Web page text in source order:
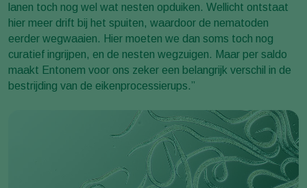
lanen toch nog wel wat nesten opduiken. Wellicht ontstaat
hier meer drift bij het spuiten, waardoor de nematoden
eerder wegwaaien. Hier moeten we dan soms toch nog
curatief ingrijpen, en de nesten wegzuigen. Maar per saldo
maakt Entonem voor ons zeker een belangrijk verschil in de
bestrijding van de eikenprocessierups.”